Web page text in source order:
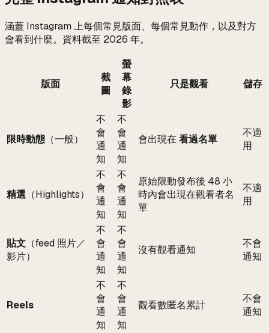
涵蓋 Instagram 上每個常見版面、每個常見動作，以及對方
會看到什麼。資料截至 2026 年。
版面
截
圖
螢
幕
錄
影
只是觀看 儲存
限時動態 （一般）
不
會
通
知
不
會
通
知
會出現在 看過名單
不適
用
精選 （Highlights）
不
會
通
知
不
會
通
知
原始限動發布後 48 小
時內會出現在觀看者名
單
不適
用
貼文 （feed 照片／
影片）
不
會
通
知
不
會
通
知
沒有觀看通知
不會
通知
Reels
不
會
通
知
不
會
通
知
觀看數匿名累計
不會
通知